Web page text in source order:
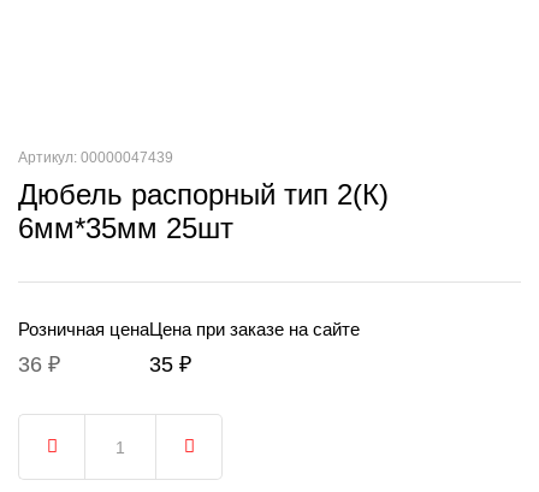
Артикул: 00000047439
Дюбель распорный тип 2(К)
6мм*35мм 25шт
Розничная цена
36 ₽
Цена при заказе на сайте
35 ₽